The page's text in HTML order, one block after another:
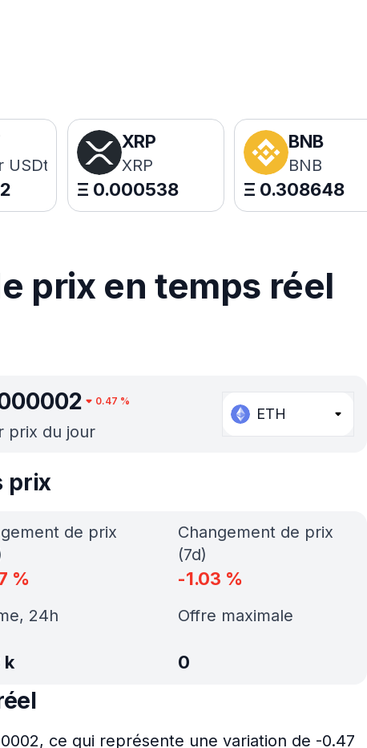
USDt
XRP
XRP
Ξ 0.000538
BNB
BNB
Ξ 0.308648
prix en temps réel
0.47 %
prix du jour
ETH
prix
de prix
%
Changement de prix
(7d)
-1.03 %
24h
k
Offre maximale
0
ce qui représente une variation de -0.47